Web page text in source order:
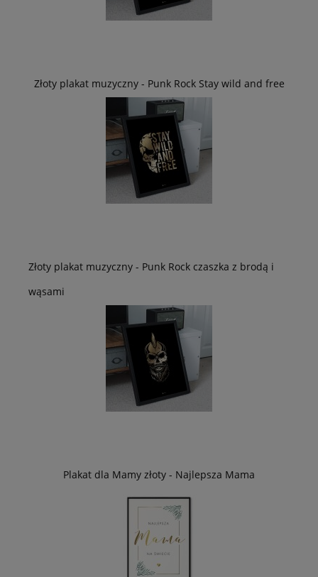
Złoty plakat muzyczny - Punk Rock Stay wild and free
Złoty plakat muzyczny - Punk Rock czaszka z brodą i
wąsami
Plakat dla Mamy złoty - Najlepsza Mama